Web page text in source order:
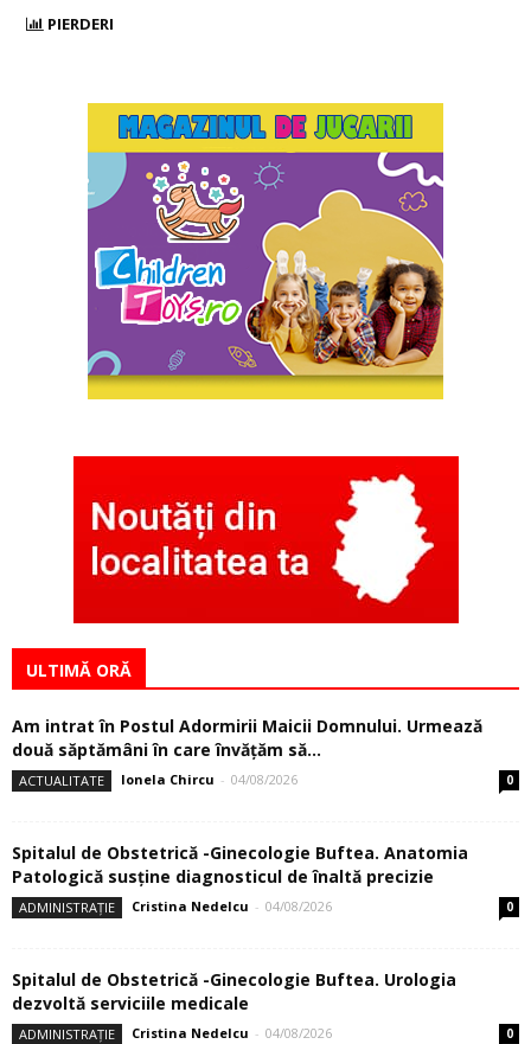
PIERDERI
ULTIMĂ ORĂ
Am intrat în Postul Adormirii Maicii Domnului. Urmează
două săptămâni în care învăţăm să...
ACTUALITATE Ionela Chircu - 04/08/2026 0
Spitalul de Obstetrică -Ginecologie Buftea. Anatomia
Patologică susţine diagnosticul de înaltă precizie
ADMINISTRAȚIE Cristina Nedelcu - 04/08/2026 0
Spitalul de Obstetrică -Ginecologie Buftea. Urologia
dezvoltă serviciile medicale
ADMINISTRAȚIE Cristina Nedelcu - 04/08/2026 0